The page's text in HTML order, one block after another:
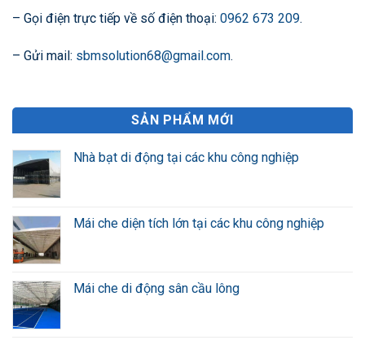
– Gọi điện trực tiếp về số điện thoại: 0962 673 209.
– Gửi mail: sbmsolution68@gmail.com.
SẢN PHẨM MỚI
Nhà bạt di động tại các khu công nghiệp
Mái che diện tích lớn tại các khu công nghiệp
Mái che di động sân cầu lông